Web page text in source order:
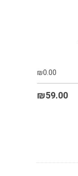
₪0.00
₪59.00